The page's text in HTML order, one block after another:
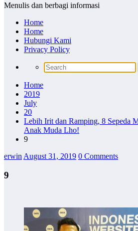
Menulis dan berbagi informasi
Home
Home
Hubungi Kami
Privacy Policy
Home
2019
July
20
Lebih Irit dan Ramping, 8 Sepeda
Anak Muda Lho!
9
erwin August 31, 2019 0 Comments
9